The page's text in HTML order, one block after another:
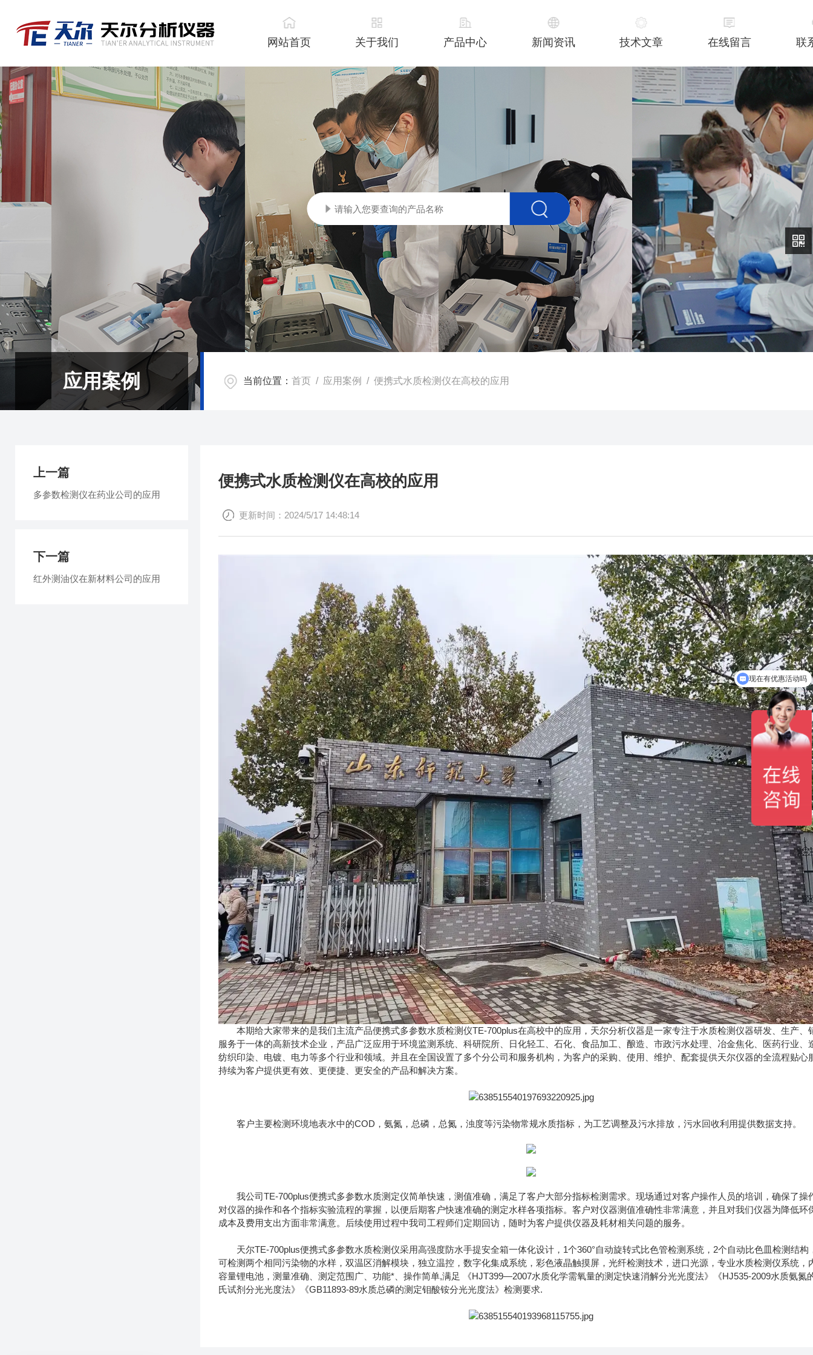
网站首页 关于我们 产品中心 新闻资讯 技术文章 在线留言 联
应用案例 当前位置： 首页 / 应用案例 / 便携式水质检测仪在高校的应用
便携式水质检测仪在高校的应用
更新时间：2024/5/17 14:48:14
本期给大家带来的是我们主流产品便携式多参数水质检测仪TE-700plus在高校中的应用，天尔分析仪器是一家专注于水质检测仪器研发、生产、
服务于一体的高新技术企业，产品广泛应用于环境监测系统、科研院所、日化轻工、石化、食品加工、酿造、市政污水处理、冶金焦化、医药行业、
纺织印染、电镀、电力等多个行业和领域。并且在全国设置了多个分公司和服务机构，为客户的采购、使用、维护、配套提供天尔仪器的全流程贴心
持续为客户提供更有效、更便捷、更安全的产品和解决方案。
客户主要检测环境地表水中的COD，氨氮，总磷，总氮，浊度等污染物常规水质指标，为工艺调整及污水排放，污水回收利用提供数据支持。
我公司TE-700plus便携式多参数水质测定仪简单快速，测值准确，满足了客户大部分指标检测需求。现场通过对客户操作人员的培训，确保了操
对仪器的操作和各个指标实验流程的掌握，以便后期客户快速准确的测定水样各项指标。客户对仪器测值准确性非常满意，并且对我们仪器为降低环
成本及费用支出方面非常满意。后续使用过程中我司工程师们定期回访，随时为客户提供仪器及耗材相关问题的服务。
天尔TE-700plus便携式多参数水质检测仪采用高强度防水手提安全箱一体化设计，1个360°自动旋转式比色管检测系统，2个自动比色皿检测结构
可检测两个相同污染物的水样，双温区消解模块，独立温控，数字化集成系统，彩色液晶触摸屏，光纤检测技术，进口光源，专业水质检测仪系统，
容量锂电池，测量准确、测定范围广、功能*、操作简单,满足 《HJT399—2007水质化学需氧量的测定快速消解分光光度法》《HJ535-2009水质氨氮
氏试剂分光光度法》《GB11893-89水质总磷的测定钼酸铵分光光度法》检测要求.
上一篇
多参数检测仪在药业公司的应用
下一篇
红外测油仪在新材料公司的应用
可以检测哪些指标
现在有优惠活动吗